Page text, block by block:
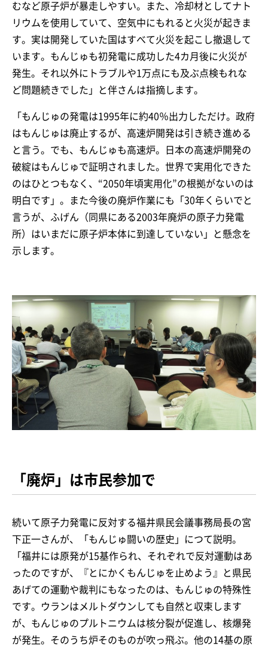
むなど原子炉が暴走しやすい。また、冷却材としてナト
リウムを使用していて、空気中にもれると火災が起きま
す。実は開発していた国はすべて火災を起こし撤退して
います。もんじゅも初発電に成功した4カ月後に火災が
発生。それ以外にトラブルや1万点にも及ぶ点検もれな
ど問題続きでした」と伴さんは指摘します。
「もんじゅの発電は1995年に約40％出力しただけ。政府
はもんじゅは廃止するが、高速炉開発は引き続き進める
と言う。でも、もんじゅも高速炉。日本の高速炉開発の
破綻はもんじゅで証明されました。世界で実用化できた
のはひとつもなく、“2050年頃実用化”の根拠がないのは
明白です」。また今後の廃炉作業にも「30年くらいでと
言うが、ふげん（同県にある2003年廃炉の原子力発電
所）はいまだに原子炉本体に到達していない」と懸念を
示します。
「廃炉」は市民参加で
続いて原子力発電に反対する福井県民会議事務局長の宮
下正一さんが、「もんじゅ闘いの歴史」につて説明。
「福井には原発が15基作られ、それぞれで反対運動はあ
ったのですが、『とにかくもんじゅを止めよう』と県民
あげての運動や裁判にもなったのは、もんじゅの特殊性
です。ウランはメルトダウンしても自然と収束します
が、もんじゅのプルトニウムは核分裂が促進し、核爆発
が発生。そのうち炉そのものが吹っ飛ぶ。他の14基の原